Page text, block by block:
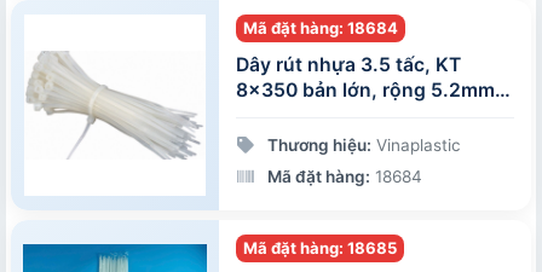
Mã đặt hàng: 18684
Dây rút nhựa 3.5 tấc, KT
8x350 bản lớn, rộng 5.2mm,
Thương hiệu: Vinaplastic
Mã đặt hàng: 18684
Mã đặt hàng: 18685